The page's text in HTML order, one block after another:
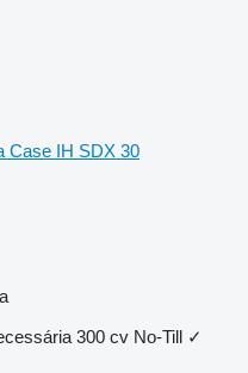
Case IH SDX 30
300 cv No-Till ✓